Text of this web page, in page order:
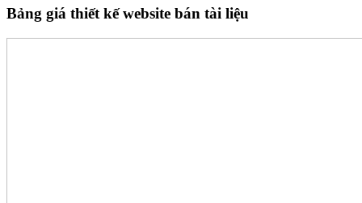
Bảng giá thiết kế website bán tài liệu